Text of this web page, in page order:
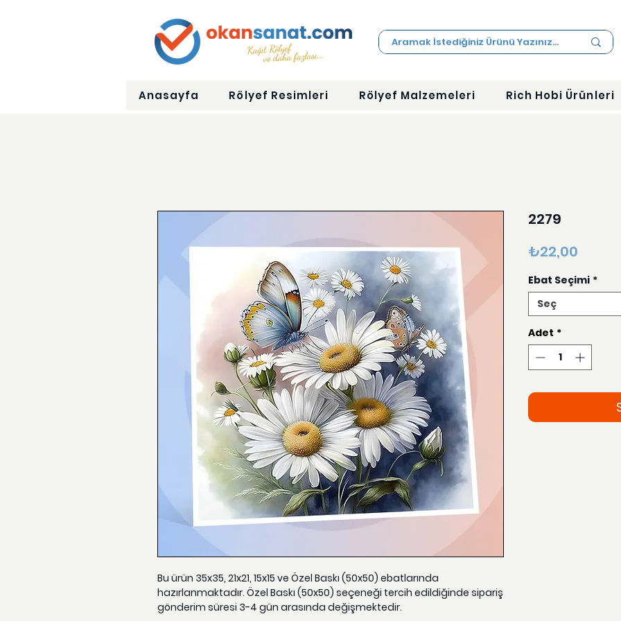
Anasayfa Rölyef Resimleri Rölyef Malzemeleri Rich Hobi Ürünleri
Bu ürün 35x35, 21x21, 15x15 ve Özel Baskı (50x50) ebatlarında
hazırlanmaktadır. Özel Baskı (50x50) seçeneği tercih edildiğinde sipariş
gönderim süresi 3-4 gün arasında değişmektedir.
2279
₺22,00
Ebat Seçimi *
Seç
Adet *